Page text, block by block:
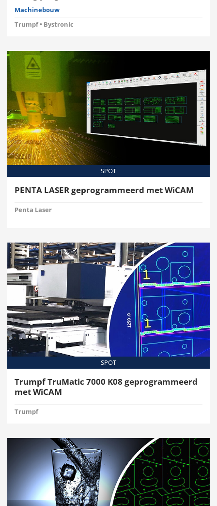
Machinebouw
Trumpf • Bystronic
SPOT
PENTA LASER geprogrammeerd met WiCAM
Penta Laser
SPOT
Trumpf TruMatic 7000 K08 geprogrammeerd
met WiCAM
Trumpf